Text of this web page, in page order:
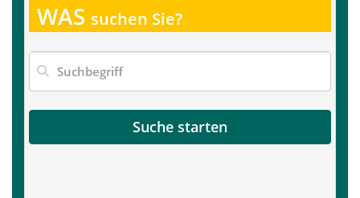
WAS suchen Sie?
Suche starten